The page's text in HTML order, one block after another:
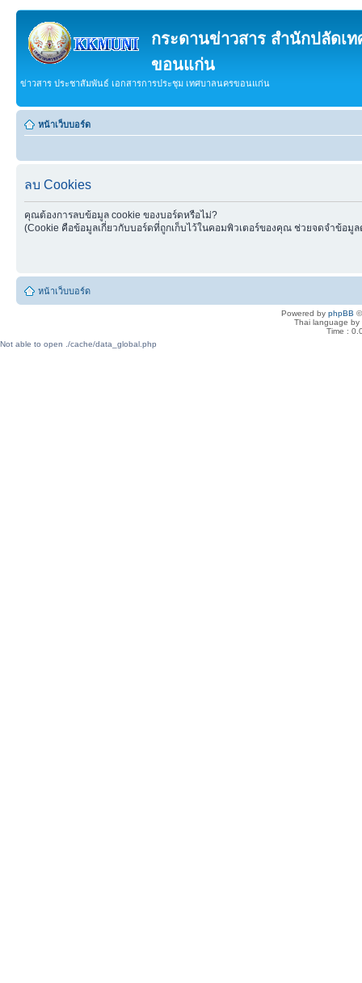
กระดานข่าวสาร สำนักปลัดเ
ขอนแก่น
ข่าวสาร ประชาสัมพันธ์ เอกสารการประชุม เทศบาลนครขอนแก่น
หน้าเว็บบอร์ด
ลบ Cookies
คุณต้องการลบข้อมูล cookie ของบอร์ดหรือไม่?
(Cookie คือข้อมูลเกี่ยวกับบอร์ดที่ถูกเก็บไว้ในคอมพิวเตอร์ของคุณ ช่วยจดจำข้อมูล
หน้าเว็บบอร์ด
Powered by phpBB
Thai language by
Time :
Not able to open ./cache/data_global.php